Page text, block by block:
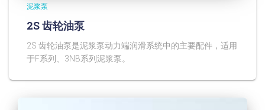
泥浆泵
2S 齿轮油泵
2S 齿轮油泵是泥浆泵动力端润滑系统中的主要配件，适用
于F系列、3NB系列泥浆泵。